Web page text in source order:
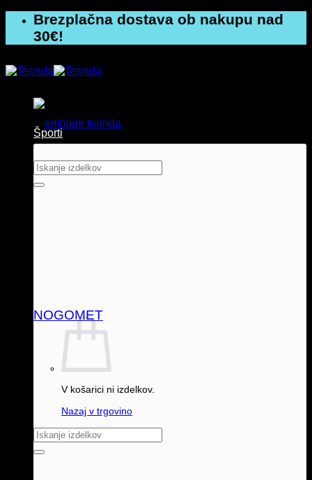
vsebino
Brezplačna dostava ob nakupu nad
30€!
Išči:
V košarici ni izdelkov.
Nazaj v trgovino
Išči:
Športi
NOGOMET